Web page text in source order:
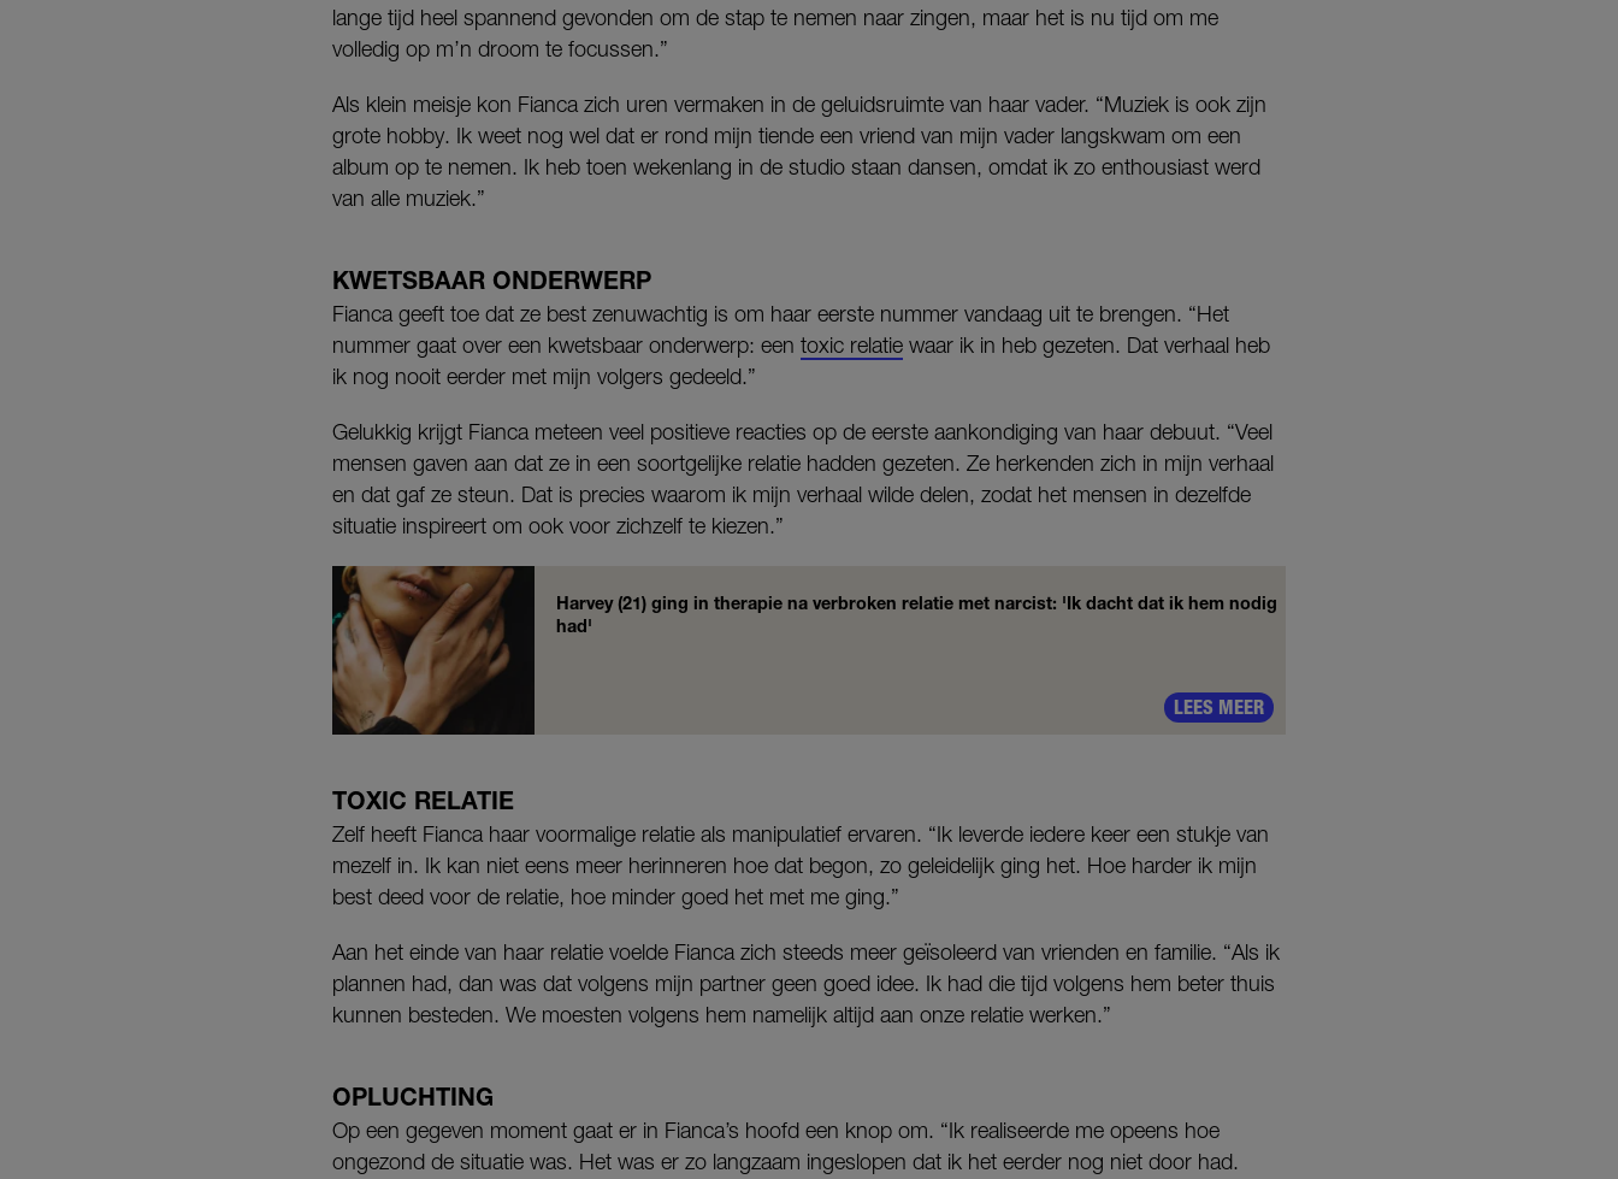
lange tijd heel spannend gevonden om de stap te nemen naar zingen, maar het is nu tijd om me
volledig op m’n droom te focussen.”
Als klein meisje kon Fianca zich uren vermaken in de geluidsruimte van haar vader. “Muziek is ook zijn
grote hobby. Ik weet nog wel dat er rond mijn tiende een vriend van mijn vader langskwam om een
album op te nemen. Ik heb toen wekenlang in de studio staan dansen, omdat ik zo enthousiast werd
van alle muziek.”
KWETSBAAR ONDERWERP
Fianca geeft toe dat ze best zenuwachtig is om haar eerste nummer vandaag uit te brengen. “Het
nummer gaat over een kwetsbaar onderwerp: een toxic relatie waar ik in heb gezeten. Dat verhaal heb
ik nog nooit eerder met mijn volgers gedeeld.”
Gelukkig krijgt Fianca meteen veel positieve reacties op de eerste aankondiging van haar debuut. “Veel
mensen gaven aan dat ze in een soortgelijke relatie hadden gezeten. Ze herkenden zich in mijn verhaal
en dat gaf ze steun. Dat is precies waarom ik mijn verhaal wilde delen, zodat het mensen in dezelfde
situatie inspireert om ook voor zichzelf te kiezen.”
Harvey (21) ging in therapie na verbroken relatie met narcist: 'Ik dacht dat ik hem nodig
had'
LEES MEER
TOXIC RELATIE
Zelf heeft Fianca haar voormalige relatie als manipulatief ervaren. “Ik leverde iedere keer een stukje van
mezelf in. Ik kan niet eens meer herinneren hoe dat begon, zo geleidelijk ging het. Hoe harder ik mijn
best deed voor de relatie, hoe minder goed het met me ging.”
Aan het einde van haar relatie voelde Fianca zich steeds meer geïsoleerd van vrienden en familie. “Als ik
plannen had, dan was dat volgens mijn partner geen goed idee. Ik had die tijd volgens hem beter thuis
kunnen besteden. We moesten volgens hem namelijk altijd aan onze relatie werken.”
OPLUCHTING
Op een gegeven moment gaat er in Fianca’s hoofd een knop om. “Ik realiseerde me opeens hoe
ongezond de situatie was. Het was er zo langzaam ingeslopen dat ik het eerder nog niet door had.